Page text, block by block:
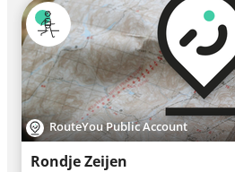
RouteYou Public Account
Rondje Zeijen